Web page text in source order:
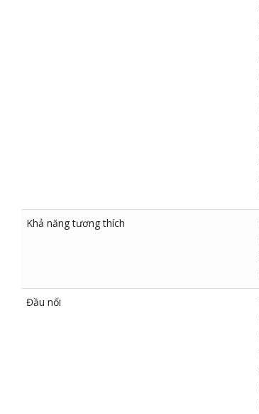
Khả năng tương thích
Đầu nối